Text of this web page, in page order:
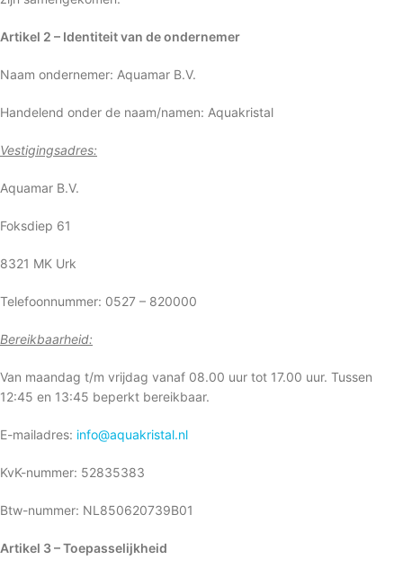
Artikel 2 – Identiteit van de ondernemer
Naam ondernemer: Aquamar B.V.
Handelend onder de naam/namen: Aquakristal
Vestigingsadres:
Aquamar B.V.
Foksdiep 61
8321 MK Urk
Telefoonnummer: 0527 – 820000
Bereikbaarheid:
Van maandag t/m vrijdag vanaf 08.00 uur tot 17.00 uur. Tussen
12:45 en 13:45 beperkt bereikbaar.
E-mailadres: info@aquakristal.nl
KvK-nummer: 52835383
Btw-nummer: NL850620739B01
Artikel 3 – Toepasselijkheid